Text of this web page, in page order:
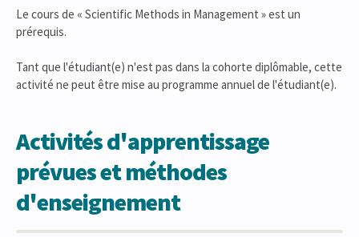
Le cours de « Scientific Methods in Management » est un
prérequis.
Tant que l'étudiant(e) n'est pas dans la cohorte diplômable, cette
activité ne peut être mise au programme annuel de l'étudiant(e).
Activités d'apprentissage
prévues et méthodes
d'enseignement